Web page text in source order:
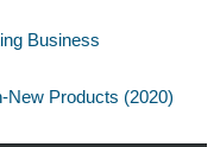
Business
New Products (2020)